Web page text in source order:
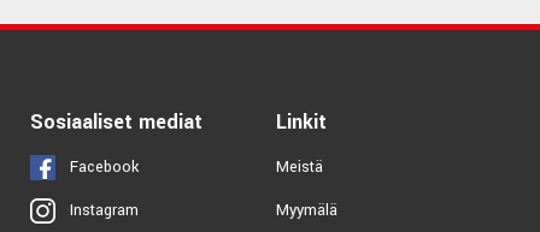
Sosiaaliset mediat
Facebook
Instagram
Linkit
Meistä
Myymälä